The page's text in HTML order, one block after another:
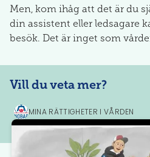
Men, kom ihåg att det är du
din assistent eller ledsagare
besök. Det är inget som
Vill du veta mer?
NOBABMINA RÄTTIGHETER I VÅRDEN